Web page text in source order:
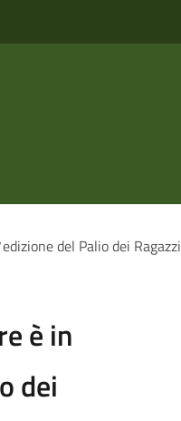
del Palio dei Ragazzi
è in
dei